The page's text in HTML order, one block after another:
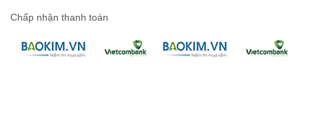
Chấp nhận thanh toán